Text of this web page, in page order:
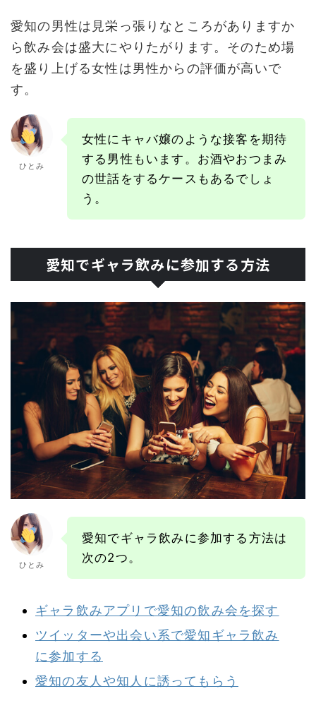
愛知の男性は見栄っ張りなところがありますか
ら飲み会は盛大にやりたがります。そのため場
を盛り上げる女性は男性からの評価が高いで
す。
ひとみ
女性にキャバ嬢のような接客を期待
する男性もいます。お酒やおつまみ
の世話をするケースもあるでしょ
う。
愛知でギャラ飲みに参加する方法
ひとみ
愛知でギャラ飲みに参加する方法は
次の2つ。
ギャラ飲みアプリで愛知の飲み会を探す
ツイッターや出会い系で愛知ギャラ飲み
に参加する
愛知の友人や知人に誘ってもらう